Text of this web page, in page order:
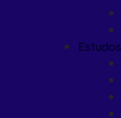
Estudos